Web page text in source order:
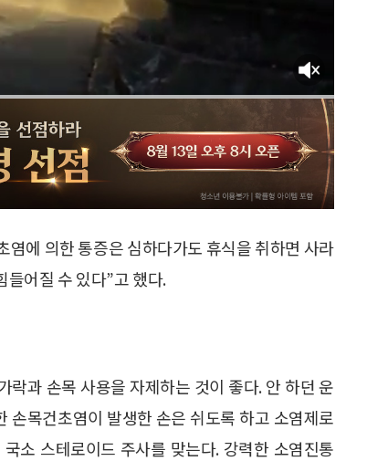
에 의한 통증은 심하다가도 휴식을 취하면 사라
어질 수 있다”고 했다.
과 손목 사용을 자제하는 것이 좋다. 안 하던 운
손목건초염이 발생한 손은 쉬도록 하고 소염제로
소 스테로이드 주사를 맞는다. 강력한 소염진통